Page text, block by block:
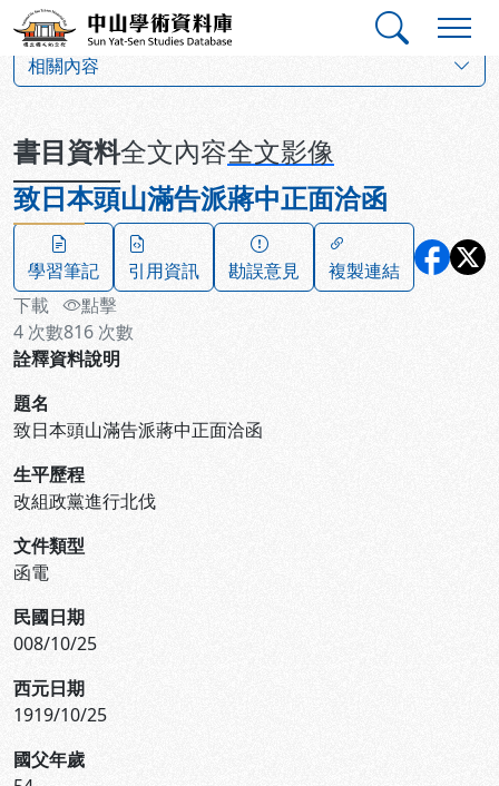
跳到主要內容
中山學術資料庫
相關內容
書目資料全文內容全文影像
致日本頭山滿告派蔣中正面洽函
學習筆記 引用資訊 勘誤意見
複製連結
下載
4 次數
點擊
816 次數
詮釋資料說明
題名
致日本頭山滿告派蔣中正面洽函
生平歷程
改組政黨進行北伐
文件類型
函電
民國日期
008/10/25
西元日期
1919/10/25
國父年歲